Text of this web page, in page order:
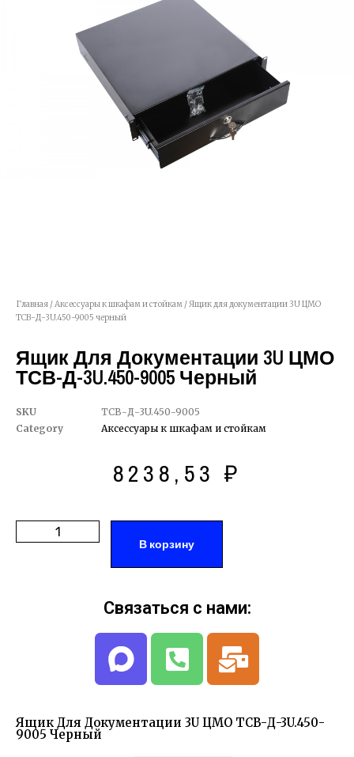
Главная /Аксессуары к шкафам и стойкам / Ящик для документации 3U ЦМО
ТСВ-Д-3U.450-9005 черный
Ящик Для Документации 3U ЦМО
ТСВ-Д-3U.450-9005 Черный
SKU
ТСВ-Д-3U.450-9005
Category
Аксессуары к шкафам и стойкам
8238,53 ₽
В корзину
Ящик Для Документации 3U ЦМО ТСВ-Д-3U.450-
9005 Черный
Связаться с нами: